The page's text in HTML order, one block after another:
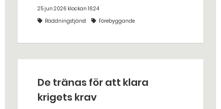
25 jun 2026 klockan 16:24
Räddningstjänst
Förebyggande
De tränas för att klara
krigets krav